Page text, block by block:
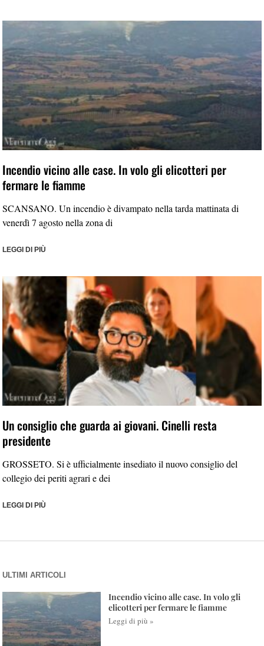
Incendio vicino alle case. In volo gli elicotteri per
fermare le fiamme
SCANSANO. Un incendio è divampato nella tarda mattinata di
venerdì 7 agosto nella zona di
LEGGI DI PIÙ
Un consiglio che guarda ai giovani. Cinelli resta
presidente
GROSSETO. Si è ufficialmente insediato il nuovo consiglio del
collegio dei periti agrari e dei
LEGGI DI PIÙ
ULTIMI ARTICOLI
Incendio vicino alle case. In volo gli
elicotteri per fermare le fiamme
Leggi di più »